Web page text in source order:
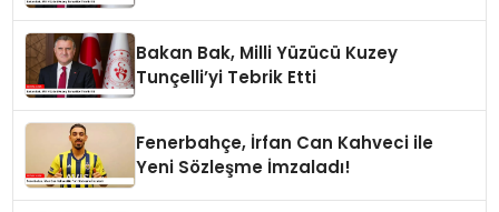
Bakan Bak, Milli Yüzücü Kuzey
Tunçelli’yi Tebrik Etti
Fenerbahçe, İrfan Can Kahveci ile
Yeni Sözleşme İmzaladı!